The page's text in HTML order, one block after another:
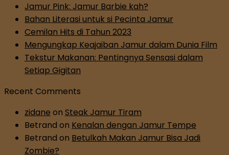
Jamur Pink: Jamur Barbie kah?
Bahan Literasi untuk si Pecinta Jamur
Cemilan Hits di Tahun 2023
Mengungkap Keajaiban Jamur dalam Dunia Film
Tekstur Makanan: Pentingnya Sensasi dalam
Setiap Gigitan
Recent Comments
zidane on Steak Jamur Tiram
Betrand on Kenalan dengan Jamur Tempe
Betrand on Betulkah Makan Jamur Bisa Jadi
Zombie?